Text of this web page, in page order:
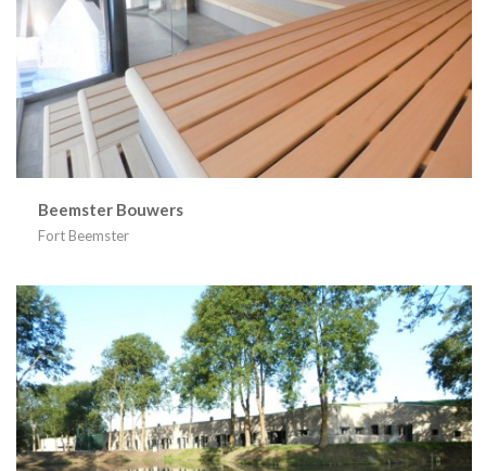
Beemster Bouwers
Fort Beemster